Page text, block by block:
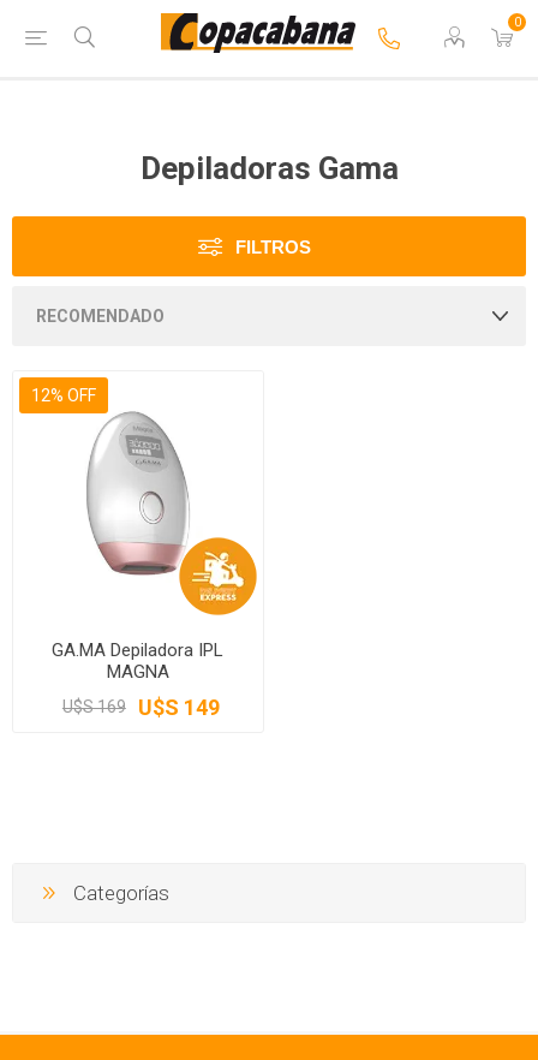
0
Depiladoras Gama
FILTROS
12% OFF
GA.MA Depiladora IPL
MAGNA
U$S 169 U$S 149
Categorías